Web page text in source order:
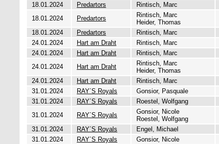
18.01.2024
Predartors
Rintisch, Marc
18.01.2024
Predartors
Rintisch, Marc
Heider, Thomas
18.01.2024
Predartors
Rintisch, Marc
24.01.2024
Hart am Draht
Rintisch, Marc
24.01.2024
Hart am Draht
Rintisch, Marc
24.01.2024
Hart am Draht
Rintisch, Marc
Heider, Thomas
24.01.2024
Hart am Draht
Rintisch, Marc
31.01.2024
RAY´S Royals
Gonsior, Pasquale
31.01.2024
RAY´S Royals
Roestel, Wolfgang
31.01.2024
RAY´S Royals
Gonsior, Nicole
Roestel, Wolfgang
31.01.2024
RAY´S Royals
Engel, Michael
31.01.2024
RAY´S Royals
Gonsior, Nicole